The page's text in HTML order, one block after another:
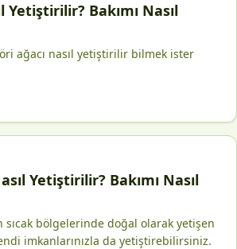
Yetiştirilir? Bakımı Nasıl
ağacı nasıl yetiştirilir bilmek ister
Yetiştirilir? Bakımı Nasıl
sıcak bölgelerinde doğal olarak yetişen
imkanlarınızla da yetiştirebilirsiniz.